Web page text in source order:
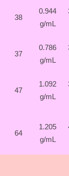
38
0.944
g/mL
37
0.786
g/mL
47
1.092
g/mL
64
1.205
g/mL